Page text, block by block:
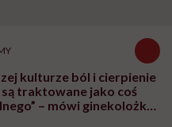
kulturze ból i cierpienie
traktowane jako coś
– mówi ginekolożka